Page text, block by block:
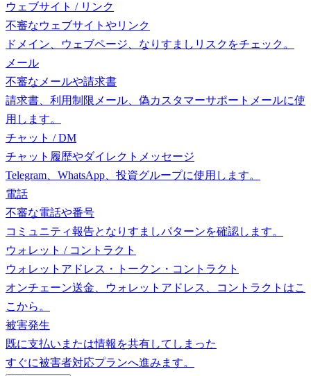
ウェブサイト / リンク
不審なウェブサイトやリンク
ドメイン、ウェブページ、なりすましリスクをチェック。
メール
不審なメールや請求書
請求書、利用制限メール、偽カスタマーサポートメールに使
用します。
チャット / DM
チャット履歴やダイレクトメッセージ
Telegram、WhatsApp、投資グループに使用します。
電話
不審な電話や番号
コミュニティ報告となりすましパターンを確認します。
ウォレット / コントラクト
ウォレットアドレス・トークン・コントラクト
オンチェーン送金、ウォレットアドレス、コントラクトはこ
こから。
被害発生
既に支払いまたは情報を共有してしまった
すぐに被害者対応プランへ進みます。